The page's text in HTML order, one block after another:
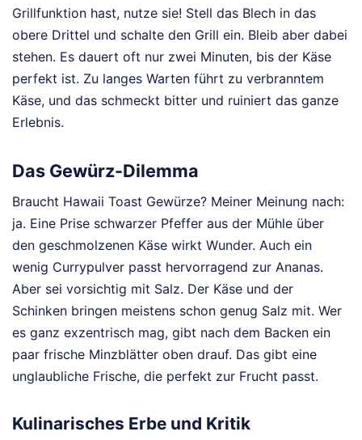
Grillfunktion hast, nutze sie! Stell das Blech in das
obere Drittel und schalte den Grill ein. Bleib aber dabei
stehen. Es dauert oft nur zwei Minuten, bis der Käse
perfekt ist. Zu langes Warten führt zu verbranntem
Käse, und das schmeckt bitter und ruiniert das ganze
Erlebnis.
Das Gewürz-Dilemma
Braucht Hawaii Toast Gewürze? Meiner Meinung nach:
ja. Eine Prise schwarzer Pfeffer aus der Mühle über
den geschmolzenen Käse wirkt Wunder. Auch ein
wenig Currypulver passt hervorragend zur Ananas.
Aber sei vorsichtig mit Salz. Der Käse und der
Schinken bringen meistens schon genug Salz mit. Wer
es ganz exzentrisch mag, gibt nach dem Backen ein
paar frische Minzblätter oben drauf. Das gibt eine
unglaubliche Frische, die perfekt zur Frucht passt.
Kulinarisches Erbe und Kritik